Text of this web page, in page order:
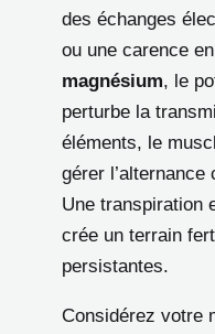
des échanges
ou une carence
magnésium, le
perturbe la
éléments, le
gérer
Une transpiration
crée un terrain
persistantes.
Considérez votre